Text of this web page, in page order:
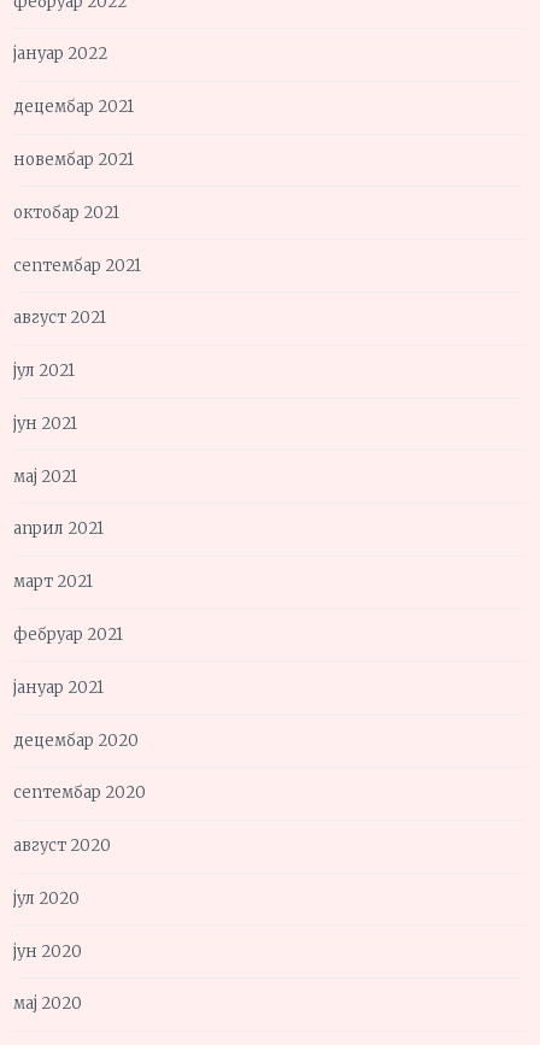
јануар 2022
децембар 2021
новембар 2021
октобар 2021
септембар 2021
август 2021
јул 2021
јун 2021
мај 2021
април 2021
март 2021
фебруар 2021
јануар 2021
децембар 2020
септембар 2020
август 2020
јул 2020
јун 2020
мај 2020